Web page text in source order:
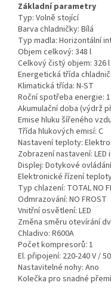
Základní parametry
Typ: Volně stojící
Barva chladničky: Bílá
Typ madla: Horizontální
Objem celkový: 348 l
Celkový čistý objem: 326 l
Energetická třída
Klimatická třída: N-ST
Roční spotřeba energie:
Akumulační doba (výdrž
Emise hluku šířeného
Třída hlukových emisí: C
Nastavení teploty:
Zobrazení nastavení:
Displej: Dotykové
Elektronické řízení
Typ chlazení: TOTAL NO
Odmrazování: NO FROST
Vnitřní osvětlení: LED
Změna směru otevírání
Chladivo: R600A
Počet kompresorů: 1
El. připojení: 220-240 V /
Nastavitelné nohy: Ano
Kolečka pro snadné